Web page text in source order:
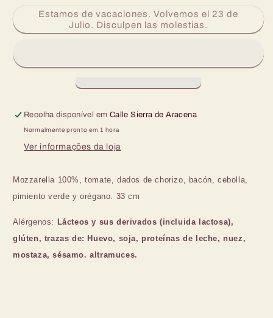
Pizza
Bacón
Ø
de
Pizza
Bacón
Ø
Estamos de vacaciones. Volvemos el 23 de
Julio. Disculpen las molestias.
Recolha disponível em Calle Sierra de Aracena
Normalmente pronto em 1 hora
Ver informações da loja
Mozzarella 100%, tomate, dados dechorizo, bacón, cebolla,
pimiento verde y orégano. 33 cm
Alérgenos: Lácteos y sus derivados (incluida lactosa),
glúten, trazas de: Huevo, soja, proteínas de leche, nuez,
mostaza, sésamo. altramuces.